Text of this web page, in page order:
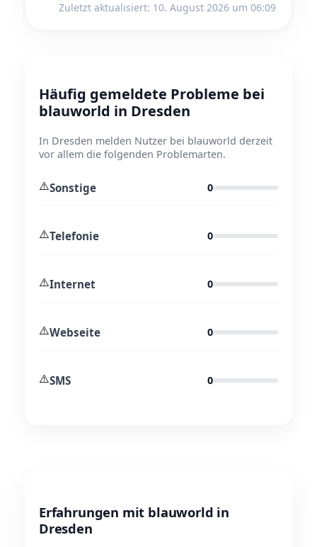
Zuletzt aktualisiert: 10. August 2026 um 06:09
Häufig gemeldete Probleme bei
blauworld in Dresden
In Dresden melden Nutzer bei blauworld derzeit
vor allem die folgenden Problemarten.
⚠️Sonstige 0
⚠️Telefonie 0
⚠️Internet 0
⚠️Webseite 0
⚠️SMS 0
Erfahrungen mit blauworld in
Dresden